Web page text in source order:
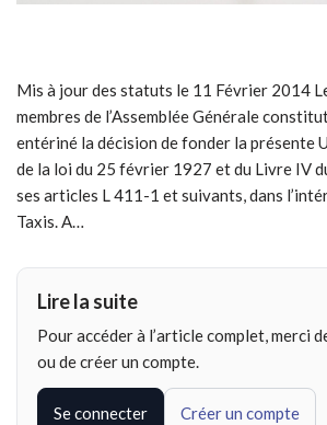
Mis à jour des statuts le 11 Février 2014
membres de l’Assemblée Générale
entériné la décision de fonder la présente
de la loi du 25 février 1927 et du Livre IV
ses articles L 411-1 et suivants, dans
Taxis. A…
Lire la suite
Pour accéder à l’article complet, merci
ou de créer un compte.
Se connecter Créer un compte